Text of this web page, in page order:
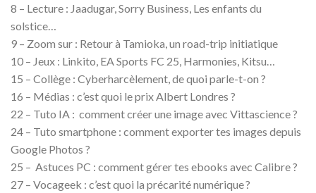
8 – Lecture : Jaadugar, Sorry Business, Les enfants du
solstice…
9 – Zoom sur : Retour à Tamioka, un road-trip initiatique
10 – Jeux : Linkito, EA Sports FC 25, Harmonies, Kitsu…
15 – Collège : Cyberharcèlement, de quoi parle-t-on ?
16 – Médias : c’est quoi le prix Albert Londres ?
22 – Tuto IA : comment créer une image avec Vittascience ?
24 – Tuto smartphone : comment exporter tes images depuis
Google Photos ?
25 – Astuces PC : comment gérer tes ebooks avec Calibre ?
27 – Vocageek : c’est quoi la précarité numérique ?